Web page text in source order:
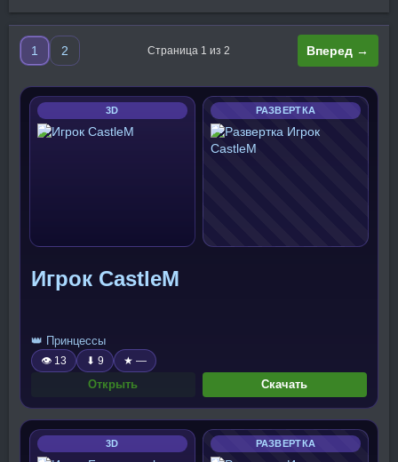
1 2 Страница 1 из 2 Вперед →
3D РАЗВЕРТКА
Игрок CastleM
👑 Принцессы
👁 13 ⬇ 9 ★ —
Открыть Скачать
3D РАЗВЕРТКА